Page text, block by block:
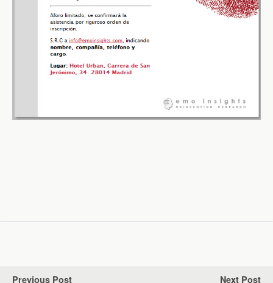
Previous Post Next Post